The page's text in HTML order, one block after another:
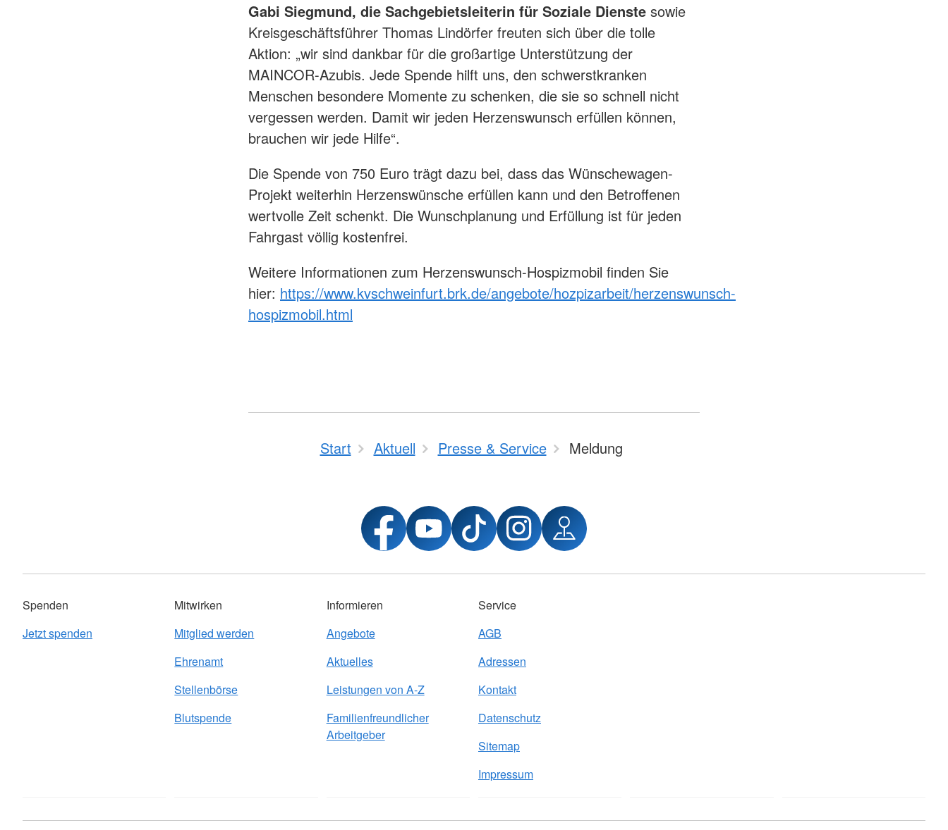
Gabi Siegmund, die Sachgebietsleiterin für Soziale Dienste sowie
Kreisgeschäftsführer Thomas Lindörfer freuten sich über die tolle
Aktion: „wir sind dankbar für die großartige Unterstützung der
MAINCOR-Azubis. Jede Spende hilft uns, den schwerstkranken
Menschen besondere Momente zu schenken, die sie so schnell nicht
vergessen werden. Damit wir jeden Herzenswunsch erfüllen können,
brauchen wir jede Hilfe“.
Die Spende von 750 Euro trägt dazu bei, dass das Wünschewagen-
Projekt weiterhin Herzenswünsche erfüllen kann und den Betroffenen
wertvolle Zeit schenkt. Die Wunschplanung und Erfüllung ist für jeden
Fahrgast völlig kostenfrei.
Weitere Informationen zum Herzenswunsch-Hospizmobil finden Sie
hier: https://www.kvschweinfurt.brk.de/angebote/hozpizarbeit/herzenswunsch-
hospizmobil.html
Start Aktuell Presse & Service Meldung
Spenden
Jetzt spenden
Mitwirken
Mitglied werden
Ehrenamt
Stellenbörse
Blutspende
Informieren
Angebote
Aktuelles
Leistungen von A-Z
Familienfreundlicher
Arbeitgeber
Service
AGB
Adressen
Kontakt
Datenschutz
Sitemap
Impressum